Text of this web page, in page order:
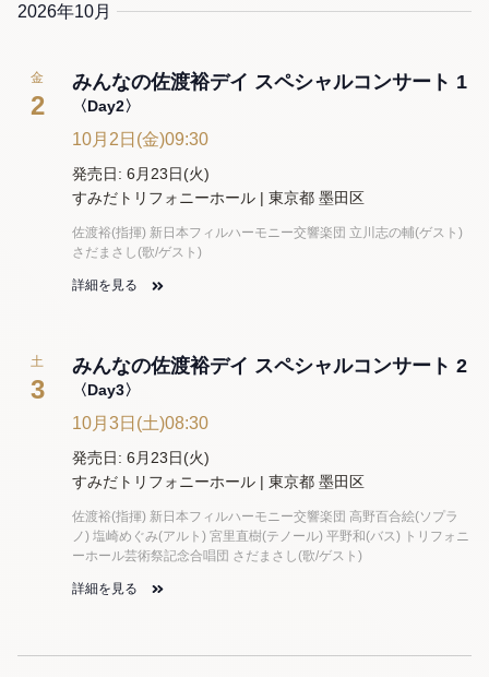
2026年10月
金
2
みんなの佐渡裕デイ スペシャルコンサート 1
〈Day2〉
10月2日(金)09:30
発売日: 6月23日(火)
すみだトリフォニーホール | 東京都 墨田区
佐渡裕(指揮) 新日本フィルハーモニー交響楽団 立川志の輔(ゲスト)
さだまさし(歌/ゲスト)
詳細を見る
土
3
みんなの佐渡裕デイ スペシャルコンサート 2
〈Day3〉
10月3日(土)08:30
発売日: 6月23日(火)
すみだトリフォニーホール | 東京都 墨田区
佐渡裕(指揮) 新日本フィルハーモニー交響楽団 高野百合絵(ソプラ
ノ) 塩崎めぐみ(アルト) 宮里直樹(テノール) 平野和(バス) トリフォニ
ーホール芸術祭記念合唱団 さだまさし(歌/ゲスト)
詳細を見る